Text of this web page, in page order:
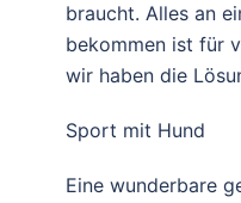
braucht. Alles an
bekommen ist für
wir haben die
Sport mit Hund
Eine wunderbare